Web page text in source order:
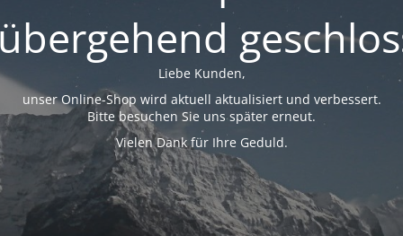
Liebe Kunden,
unser Online-Shop wird aktuell aktualisiert und verbessert.
Bitte besuchen Sie uns später erneut.
Vielen Dank für Ihre Geduld.